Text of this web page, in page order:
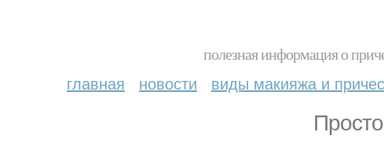
полезная информация о
главная новости виды макияжа и